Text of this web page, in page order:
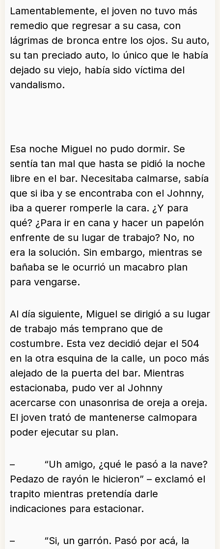
Lamentablemente, el joven no tuvo más
remedio que regresar a su casa, con
lágrimas de bronca entre los ojos. Su auto,
su tan preciado auto, lo único que le había
dejado su viejo, había sido víctima del
vandalismo.
Esa noche Miguel no pudo dormir. Se
sentía tan mal que hasta se pidió la noche
libre en el bar. Necesitaba calmarse, sabía
que si iba y se encontraba con el Johnny,
iba a querer romperle la cara. ¿Y para
qué? ¿Para ir en cana y hacer un papelón
enfrente de su lugar de trabajo? No, no
era la solución. Sin embargo, mientras se
bañaba se le ocurrió un macabro plan
para vengarse.
Al día siguiente, Miguel se dirigió a su lugar
de trabajo más temprano que de
costumbre. Esta vez decidió dejar el 504
en la otra esquina de la calle, un poco más
alejado de la puerta del bar. Mientras
estacionaba, pudo ver al Johnny
acercarse con unasonrisa de oreja a oreja.
El joven trató de mantenerse calmopara
poder ejecutar su plan.
– “Uh amigo, ¿qué le pasó a la nave?
Pedazo de rayón le hicieron” – exclamó el
trapito mientras pretendía darle
indicaciones para estacionar.
– “Si, un garrón. Pasó por acá, la